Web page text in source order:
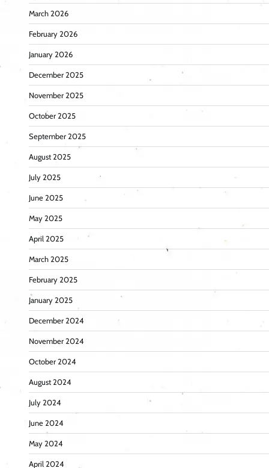
March 2026
February 2026
January 2026
December 2025
November 2025
October 2025
September 2025
August 2025
July 2025
June 2025
May 2025
April 2025
March 2025
February 2025
January 2025
December 2024
November 2024
October 2024
August 2024
July 2024
June 2024
May 2024
April 2024